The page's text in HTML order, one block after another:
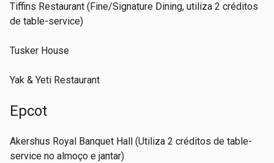
Tiffins Restaurant (Fine/Signature Dining, utiliza 2 créditos
de table-service)
Tusker House
Yak & Yeti Restaurant
Epcot
Akershus Royal Banquet Hall (Utiliza 2 créditos de table-
service no almoço e jantar)